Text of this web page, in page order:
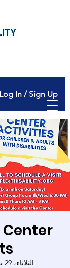
Log In / Sign Up
الثلاثاء، 29 يوليو